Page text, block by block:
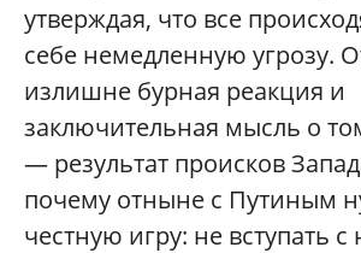
утверждая, что все
себе немедленную угрозу.
излишне бурная реакция и
заключительная мысль о
— результат происков
почему отныне с Путиным
честную игру: не вступать